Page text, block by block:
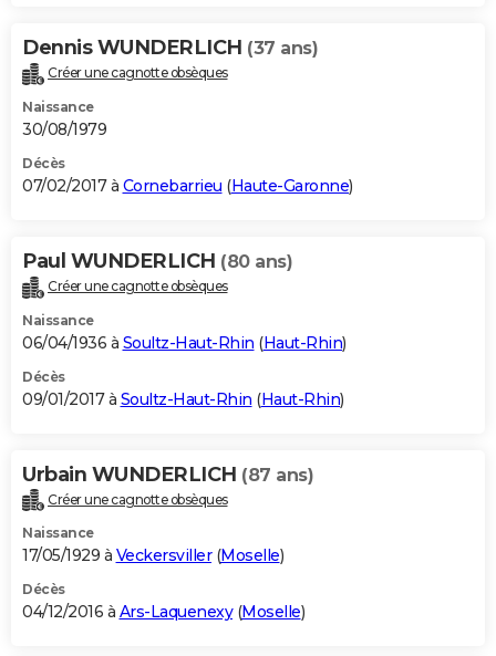
Dennis WUNDERLICH (37 ans)
Créer une cagnotte obsèques
Naissance
30/08/1979
Décès
07/02/2017 à Cornebarrieu (Haute-Garonne)
Paul WUNDERLICH (80 ans)
Créer une cagnotte obsèques
Naissance
06/04/1936 à Soultz-Haut-Rhin (Haut-Rhin)
Décès
09/01/2017 à Soultz-Haut-Rhin (Haut-Rhin)
Urbain WUNDERLICH (87 ans)
Créer une cagnotte obsèques
Naissance
17/05/1929 à Veckersviller(Moselle)
Décès
04/12/2016 à Ars-Laquenexy(Moselle)